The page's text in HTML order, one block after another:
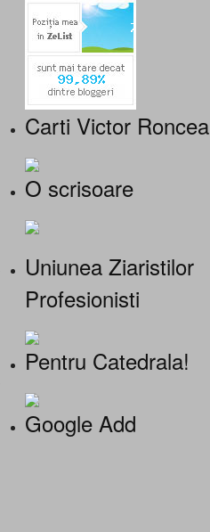
Carti Victor Roncea
O scrisoare
Uniunea Ziaristilor
Profesionisti
Pentru Catedrala!
Google Add